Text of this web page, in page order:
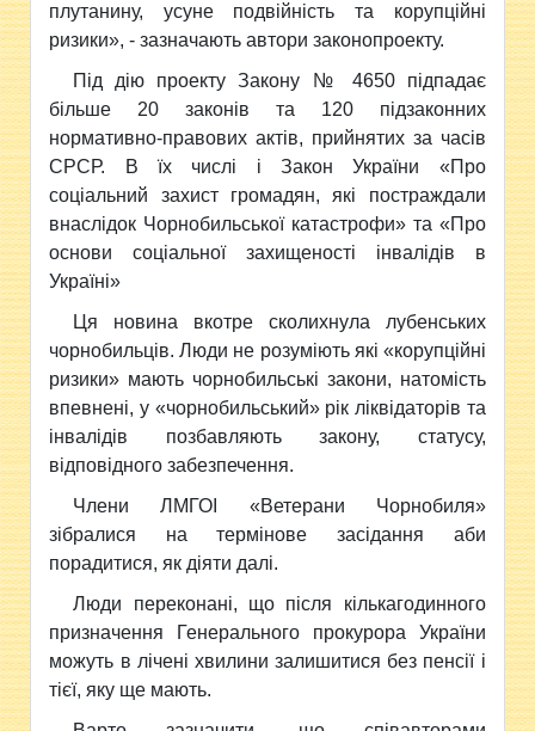
плутанину, усуне подвійність та корупційні
ризики», - зазначають автори законопроекту.
Під дію проекту Закону № 4650 підпадає
більше 20 законів та 120 підзаконних
нормативно-правових актів, прийнятих за часів
СРСР. В їх числі і Закон України «Про
соціальний захист громадян, які постраждали
внаслідок Чорнобильської катастрофи» та «Про
основи соціальної захищеності інвалідів в
Україні»
Ця новина вкотре сколихнула лубенських
чорнобильців. Люди не розуміють які «корупційні
ризики» мають чорнобильські закони, натомість
впевнені, у «чорнобильський» рік ліквідаторів та
інвалідів позбавляють закону, статусу,
відповідного забезпечення.
Члени ЛМГОІ «Ветерани Чорнобиля»
зібралися на термінове засідання аби
порадитися, як діяти далі.
Люди переконані, що після кількагодинного
призначення Генерального прокурора України
можуть в лічені хвилини залишитися без пенсії і
тієї, яку ще мають.